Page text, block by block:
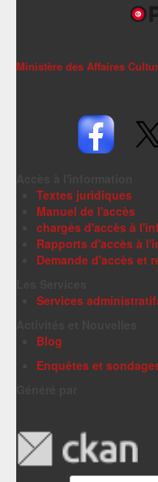
Ministère des Affaires
Textes juridiques
Manuel de l'accès
chargés d'accès à
Rapports d'accès à
Demande d'accès et
Services
Blog
Enquêtes et